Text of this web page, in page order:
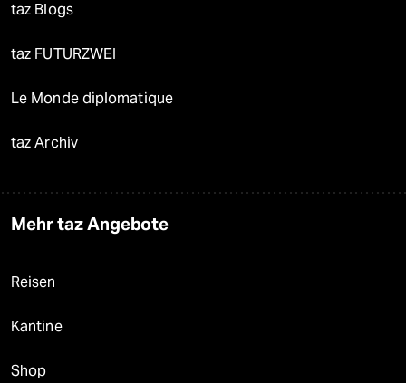
taz Blogs
taz FUTURZWEI
Le Monde diplomatique
taz Archiv
Mehr taz Angebote
Reisen
Kantine
Shop